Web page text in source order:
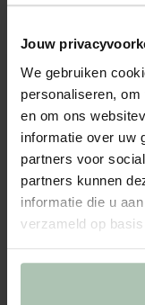
Jouw
We gebruiken
personaliseren,
en om ons
informatie over uw
partners voor
partners kunnen
informatie die u
verzameld op
Velvet hocker uit de
het fluwelen
Let op: Bij de levering
2 Stof: Juke